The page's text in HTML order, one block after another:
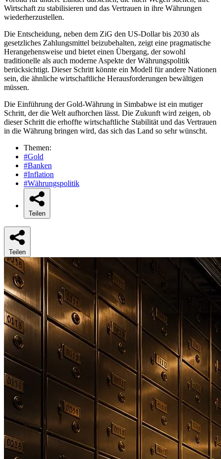
Wirtschaft zu stabilisieren und das Vertrauen in ihre Währungen
wiederherzustellen.
Die Entscheidung, neben dem ZiG den US-Dollar bis 2030 als
gesetzliches Zahlungsmittel beizubehalten, zeigt eine pragmatische
Herangehensweise und bietet einen Übergang, der sowohl
traditionelle als auch moderne Aspekte der Währungspolitik
berücksichtigt. Dieser Schritt könnte ein Modell für andere Nationen
sein, die ähnliche wirtschaftliche Herausforderungen bewältigen
müssen.
Die Einführung der Gold-Währung in Simbabwe ist ein mutiger
Schritt, der die Welt aufhorchen lässt. Die Zukunft wird zeigen, ob
dieser Schritt die erhoffte wirtschaftliche Stabilität und das Vertrauen
in die Währung bringen wird, das sich das Land so sehr wünscht.
Themen:
#Gold
#Banken
#Inflation
#Währungspolitik
Teilen
Teilen